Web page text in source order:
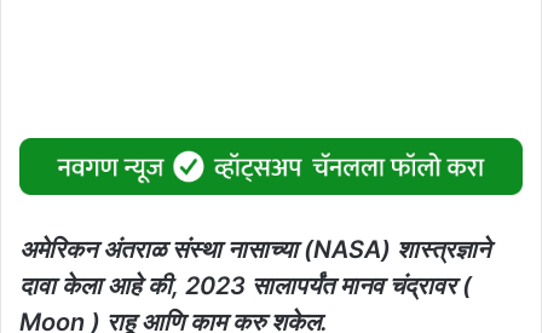
अमेरिकन अंतराळ संस्था नासाच्या (NASA) शास्त्रज्ञाने
दावा केला आहे की, 2023 सालापर्यंत मानव चंद्रावर (
Moon ) राहू आणि काम करु शकेल.